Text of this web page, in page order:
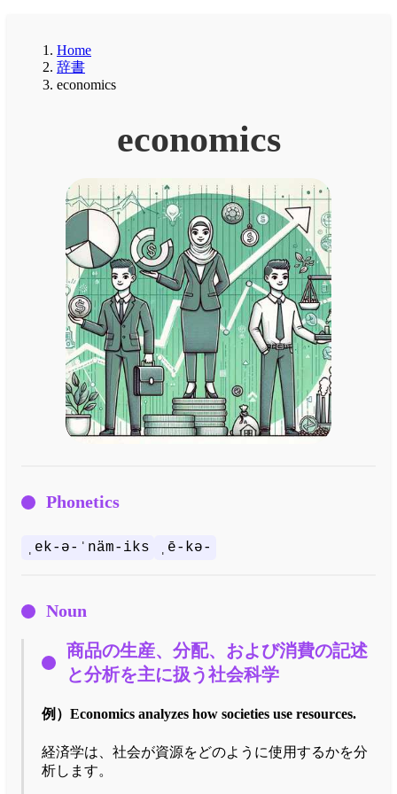
Home
辞書
economics
economics
Phonetics
ˌek-ə-ˈnäm-iks ˌē-kə-
Noun
商品の生産、分配、および消費の記述
と分析を主に扱う社会科学
例） Economics analyzes how societies use resources.
経済学は、社会が資源をどのように使用するかを分
析します。